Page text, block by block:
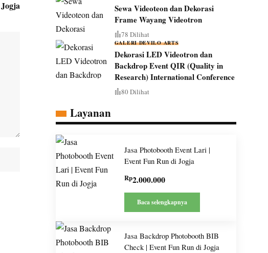
Sewa Videoteon dan Dekorasi
Frame Wayang Videotron
78 Dilihat
GALERI DEVILO ARTS
Dekorasi LED Videotron dan
Backdrop Event QIR (Quality in
Research) International Conference
80 Dilihat
Layanan
Jasa Photobooth Event Lari |
Event Fun Run di Jogja
Rp2.000.000
Baca selengkapnya
Jasa Backdrop Photobooth BIB
Check | Event Fun Run di Jogja